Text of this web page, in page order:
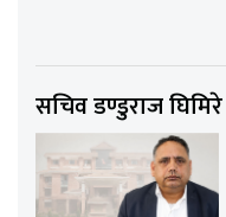
सचिव डण्डुराज